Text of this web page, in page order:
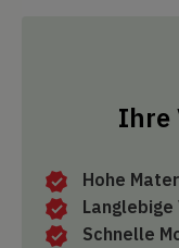
Ihre
Hohe
Schnelle